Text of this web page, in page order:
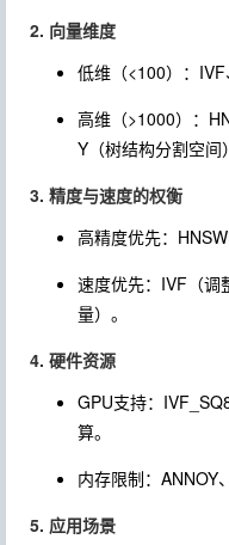
2. 向量维度
低维（<100）：IVF
高维（>1000）：
Y（树结构分割空间
3. 精度与速度的权衡
高精度优先：HNSW
速度优先：IVF（调
量）。
4. 硬件资源
GPU支持：
算。
内存限制：ANNOY
5. 应用场景